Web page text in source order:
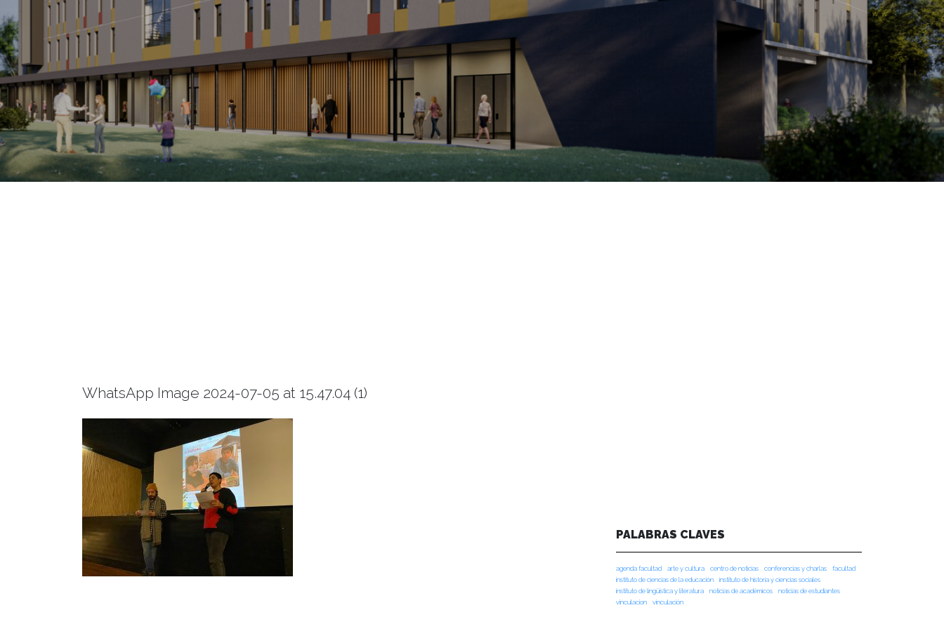
WhatsApp Image 2024-07-05 at 15.47.04 (1)
PALABRAS CLAVES
agenda facultad arte y cultura centro de noticias conferencias y charlas
facultad
instituto de ciencias de la educación
instituto de historia y ciencias sociales
instituto de lingüística y literatura
noticias de académicos
noticias de estudiantes
vinculacion
vinculación